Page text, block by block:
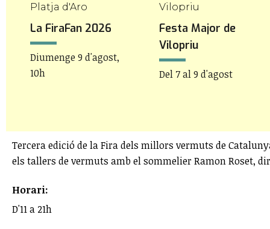
Platja d'Aro
La FiraFan 2026
Diumenge 9 d'agost,
10h
Vilopriu
Festa Major de
Vilopriu
Del 7 al 9 d'agost
Tercera edició de la Fira dels millors vermuts de
els tallers de vermuts amb el sommelier Ramon Roset,
Horari:
D'11 a 21h